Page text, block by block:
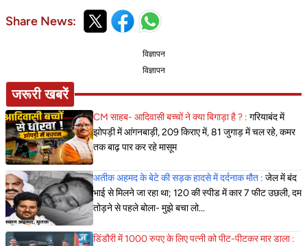
Share News:
विज्ञापन
विज्ञापन
जरूरी खबरें
CM साहब- आदिवासी बच्चों ने क्या बिगाड़ा है ? : गरियाबंद में
झोपड़ी में आंगनबाड़ी, 209 किराए में, 81 जुगाड़ में चल रहे, कमर
तक बाढ़ पार कर रहे मासूम
अतीक अहमद के बेटे की सड़क हादसे में दर्दनाक मौत : जेल में बंद
भाई से मिलने जा रहा था; 120 की स्पीड में कार 7 फीट उछली, दम
तोड़ने से पहले बोला- मुझे बचा लो...
डिंडौरी में 1000 रुपए के लिए पत्नी को पीट-पीटकर मार डाला :